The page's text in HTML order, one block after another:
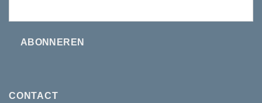
ABONNEREN
CONTACT